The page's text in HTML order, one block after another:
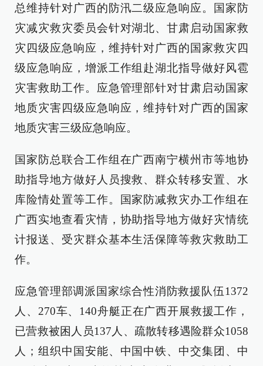
总维持针对广西的防汛二级应急响应。国家防
灾减灾救灾委员会针对湖北、甘肃启动国家救
灾四级应急响应，维持针对广西的国家救灾四
级应急响应，增派工作组赴湖北指导做好风雹
灾害救助工作。应急管理部针对甘肃启动国家
地质灾害四级应急响应，维持针对广西的国家
地质灾害三级应急响应。
国家防总联合工作组在广西南宁横州市等地协
助指导地方做好人员搜救、群众转移安置、水
库险情处置等工作。国家防减救灾办工作组在
广西实地查看灾情，协助指导地方做好灾情统
计报送、受灾群众基本生活保障等救灾救助工
作。
应急管理部调派国家综合性消防救援队伍1372
人、270车、140舟艇正在广西开展救援工作，
已营救被困人员137人、疏散转移遇险群众1058
人；组织中国安能、中国中铁、中交集团、中